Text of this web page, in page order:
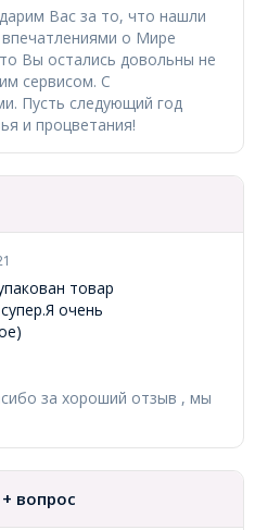
Вас за то, что нашли
о Мире
Вы остались довольны не
сервисом. С
Пусть следующий год
и процветания!
товар
очень
за хороший отзыв , мы
вопрос